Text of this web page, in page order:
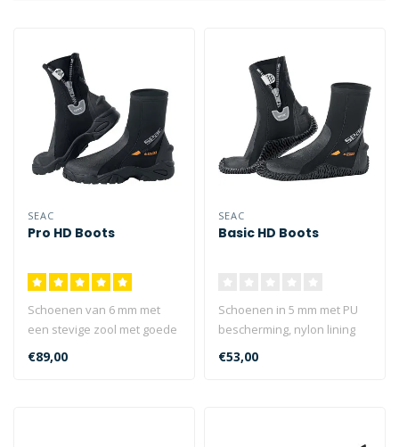
SEAC
Pro HD Boots
Schoenen van 6 mm met
een stevige zool met goede
grip en een rits om hem
makkeli..
€89,00
SEAC
Basic HD Boots
Schoenen in 5 mm met PU
bescherming, nylon lining
en een semi-stijve zool...
€53,00